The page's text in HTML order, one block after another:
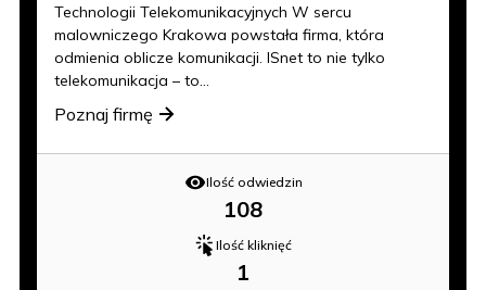
Technologii Telekomunikacyjnych W sercu
malowniczego Krakowa powstała firma, która
odmienia oblicze komunikacji. ISnet to nie tylko
telekomunikacja – to...
Poznaj firmę
Ilość odwiedzin
108
Ilość kliknięć
1